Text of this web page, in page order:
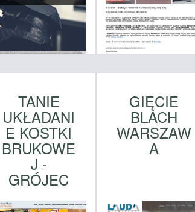
TANIE
UKŁADANI
E KOSTKI
BRUKOWE
J -
GRÓJEC
GIĘCIE
BLACH
WARSZAW
A